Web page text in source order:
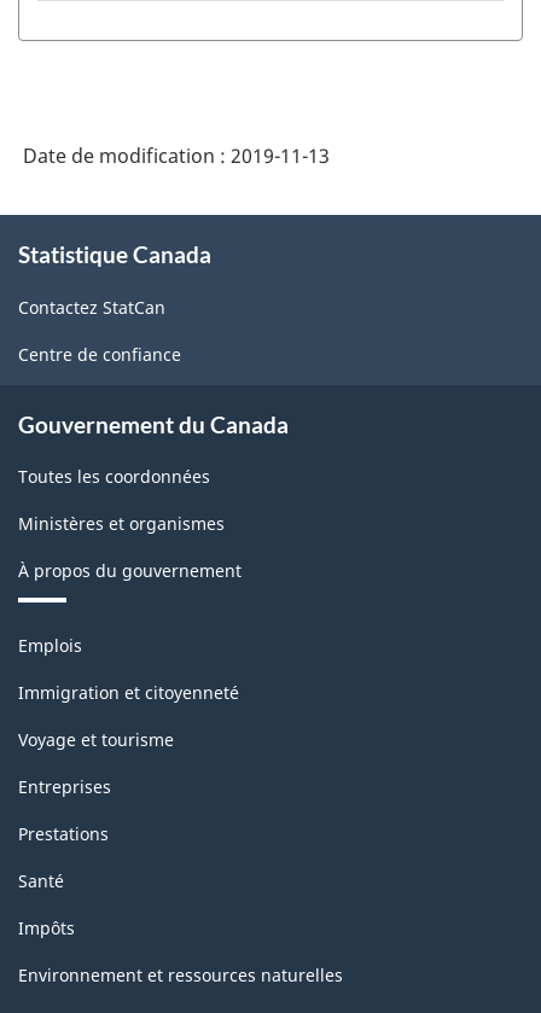
des
(CCFAP)
2014
-
de
la
Date de modification : 2019-11-13
propos
ce
site
Statistique Canada
Contactez StatCan
Centre de confiance
Gouvernement du Canada
Toutes les coordonnées
Ministères et organismes
À propos du gouvernement
Thèmes
sujets
Emplois
Immigration et citoyenneté
Voyage et tourisme
Entreprises
Prestations
Santé
Impôts
Environnement et ressources naturelles